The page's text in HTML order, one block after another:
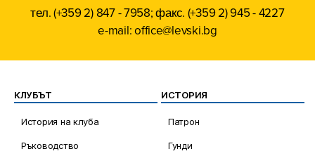
тел. (+359 2) 847 - 7958; факс. (+359 2) 945 - 4227
e-mail: office@levski.bg
КЛУБЪТ
История на клуба
Ръководство
ИСТОРИЯ
Патрон
Гунди